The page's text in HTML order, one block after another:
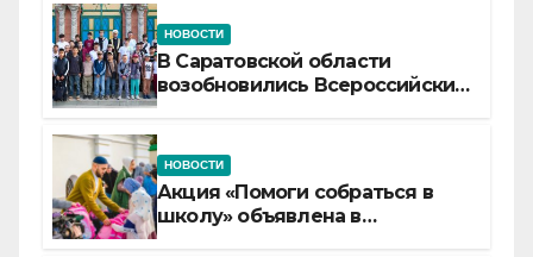
НОВОСТИ
В Саратовской области
возобновились Всероссийские
НОВОСТИ
Акция «Помоги собраться в
школу» объявлена в